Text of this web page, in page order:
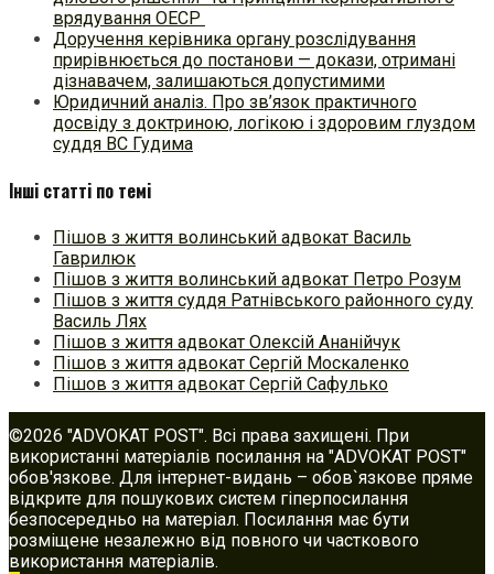
врядування ОЕСР
Доручення керівника органу розслідування
прирівнюється до постанови — докази, отримані
дізнавачем, залишаються допустимими
Юридичний аналіз. Про зв’язок практичного
досвіду з доктриною, логікою і здоровим глуздом
суддя ВС Гудима
Інші статті по темі
Пішов з життя волинський адвокат Василь
Гаврилюк
Пішов з життя волинський адвокат Петро Розум
Пішов з життя суддя Ратнівського районного суду
Василь Лях
Пішов з життя адвокат Олексій Ананійчук
Пішов з життя адвокат Сергій Москаленко
Пішов з життя адвокат Сергій Сафулько
©2026 "ADVOKAT POST". Всі права захищені. При
використанні матеріалів посилання на "ADVOKAT POST"
обов'язкове. Для інтернет-видань – обов`язкове пряме
відкрите для пошукових систем гіперпосилання
безпосередньо на матеріал. Посилання має бути
розміщене незалежно від повного чи часткового
використання матеріалів.